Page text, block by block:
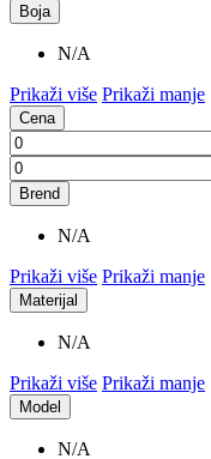
Boja
N/A
Prikaži više Prikaži manje
Cena
Brend
N/A
Prikaži više Prikaži manje
Materijal
N/A
Prikaži više Prikaži manje
Model
N/A